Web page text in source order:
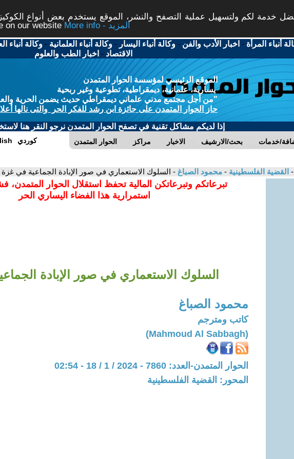
خدمة لكم ولتسهيل عملية التصفح والنشر، الموقع يستخدم بعض أنواع
on our website
More info - المزيد
أنباء المرأة - اخبار الأدب والفن -وكالة أنباء اليسار -وكالة أنباء العلمانية -وكالة أنباء
الاقتصاد - اخبار الطب والعلوم
الموقع الرئيسي لمؤسسة الحوار المتمدن
يسارية، علمانية، ديمقراطية، تطوعية وغير ربحية
"من أجل مجتمع مدني علماني ديمقراطي حديث يضمن الحرية
حاز الحوار المتمدن على جائزة ابن رشد للفكر الحر والتى نالها
إذا لديكم مشاكل تقنية في تصفح الحوار المتمدن نرجو النقر هنا
الحوار المتمدن مراكز الاخبار بحث/الارشيف خدمات كوردي
- القضية الفلسطينية - محمود الصباغ - السلوك الاستعماري في صور الإبادة الجماعية في غزة
تبرعاتكم وتبرعاتكن المالية تحفظ استقلال الحوار المتمدن،
استمرارية هذا الفضاء اليساري الحر
السلوك الاستعماري في صور الإبادة
محمود الصباغ
كاتب ومترجم
(Mahmoud Al Sabbagh)
الحوار المتمدن-العدد: 7860 - 2024 / 1 / 18 - 02:54
المحور: القضية الفلسطينية